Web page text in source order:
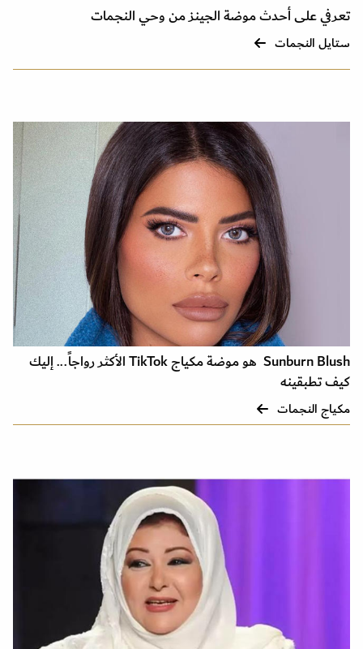
تعرفي على أحدث موضة الجينز من وحي النجمات
ستايل النجمات
Sunburn Blush هو موضة مكياج TikTok الأكثر رواجاً... إليك
كيف تطبقينه
مكياج النجمات